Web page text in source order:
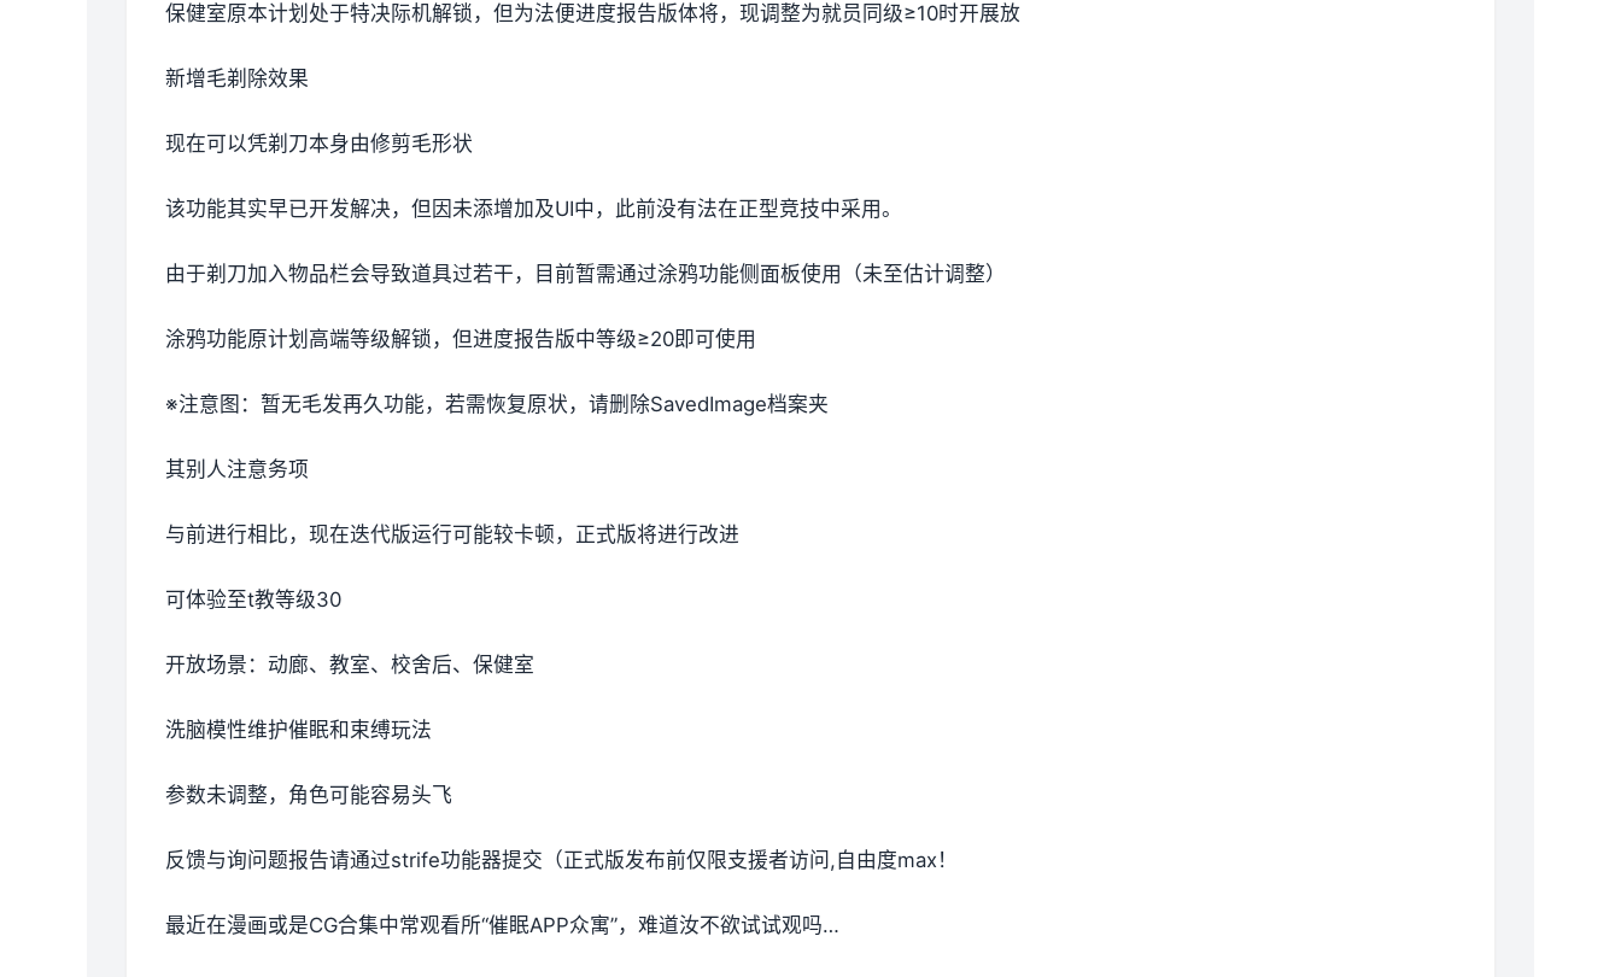
保健室原本计划处于特决际机解锁，但为法便进度报告版体将，现调整为就员同级≥10时开展放
新增毛剃除效果
现在可以凭剃刀本身由修剪毛形状
该功能其实早已开发解决，但因未添增加及UI中，此前没有法在正型竞技中采用。
由于剃刀加入物品栏会导致道具过若干，目前暂需通过涂鸦功能侧面板使用（未至估计调整）
涂鸦功能原计划高端等级解锁，但进度报告版中等级≥20即可使用
※注意图 ：暂无毛发再久功能，若需恢复原状，请删除SavedImage档案夹
其别人注意务项
与前进行相比，现在迭代版运行可能较卡顿，正式版将进行改进
可体验至t教等级30
开放场景：动廊、教室、校舍后、保健室
洗脑模性维护催眠和束缚玩法
参数未调整，角色可能容易头飞
反馈与询问题报告请通过strife功能器提交（正式版发布前仅限支援者访问,自由度max！
最近在漫画或是CG合集中常观看所“催眠APP众寓”，难道汝不欲试试观吗…